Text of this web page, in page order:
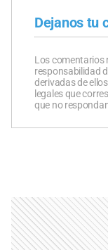
Dejanos tu
Los comentarios
responsabilidad
derivadas de
legales que
que no